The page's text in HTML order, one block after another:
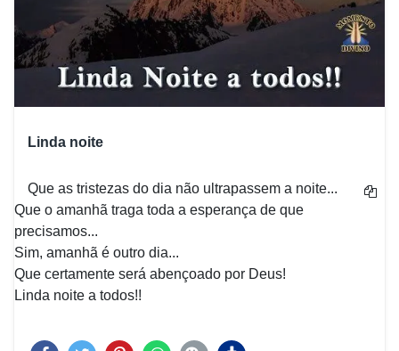
Linda noite
Que as tristezas do dia não ultrapassem a noite...
Que o amanhã traga toda a esperança de que
precisamos...
Sim, amanhã é outro dia...
Que certamente será abençoado por Deus!
Linda noite a todos!!